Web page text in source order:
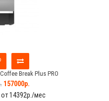
Break Plus PRO
157000р.
14392р./мес